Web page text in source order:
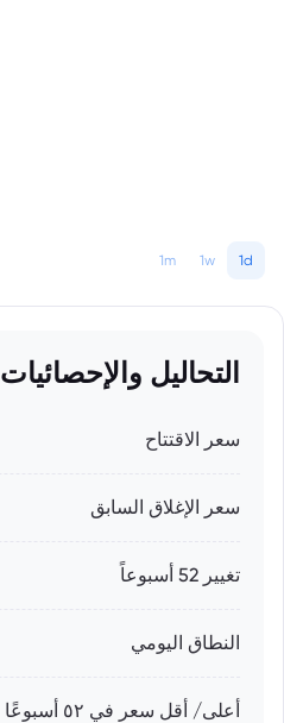
1d
1w
1m
التحاليل والإحصائيات
سعر الاقتتاح
سعر الإغلاق السابق
تغيير 52 أسبوعاً
النطاق اليومي
أعلى/ أقل سعر في ٥٢ أسبوعًا